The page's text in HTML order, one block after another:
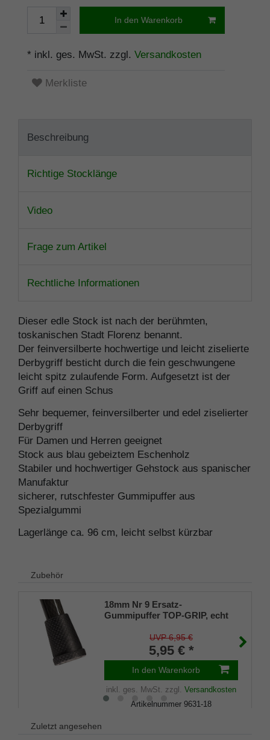
In den Warenkorb
* inkl. ges. MwSt. zzgl. Versandkosten
Merkliste
Beschreibung
Richtige Stocklänge
Video
Frage zum Artikel
Rechtliche Informationen
Dieser edle Stock ist nach der berühmten,
toskanischen Stadt Florenz benannt.
Der feinversilberte hochwertige und leicht ziselierte
Derbygriff besticht durch die fein geschwungene
leicht spitz zulaufende Form. Aufgesetzt ist der
Griff auf einen Schus
Sehr bequemer, feinversilberter und edel ziselierter
Derbygriff
Für Damen und Herren geeignet
Stock aus blau gebeiztem Eschenholz
Stabiler und hochwertiger Gehstock aus spanischer
Manufaktur
sicherer, rutschfester Gummipuffer aus
Spezialgummi
Lagerlänge ca. 96 cm, leicht selbst kürzbar
Zubehör
18mm Nr 9 Ersatz-
Gummipuffer TOP-GRIP, echt
UVP 6,95 €
5,95 € *
In den Warenkorb
inkl. ges. MwSt. zzgl. Versandkosten
Artikelnummer 9631-18
Zuletzt angesehen